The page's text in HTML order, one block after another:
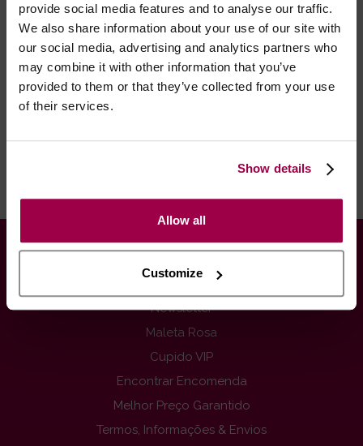
provide social media features and to analyse our traffic.
We also share information about your use of our site with
our social media, advertising and analytics partners who
may combine it with other information that you’ve
provided to them or that they’ve collected from your use
of their services.
Show details
Allow all
Customize
- Embalagens 100% discretas
- *Entrega em 24 horas para pedidos antes das 16:00 h.
Após as 16:00 h, a sua encomenda será entregue em 48
horas, dias úteis. Portugal e Espanha Continental para
artigos em stock. Portes gratis depende do país de envio.
INFORMAÇÕES
Newsletter
Maleta Rosa
Cupido VIP
Encontrar Encomenda
Melhor Preço Garantido
Termos, Informações & Envios